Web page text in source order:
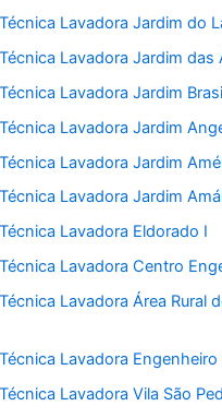
Lavadora Jardim do
Lavadora Jardim das
Lavadora Jardim
Lavadora Jardim
Lavadora Jardim
Lavadora Jardim
Lavadora Eldorado I
Lavadora Centro
Lavadora Área Rural
Lavadora Engenheiro
Lavadora Vila São